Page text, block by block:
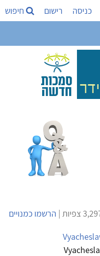
כניסה רישום חיפוש
הרשמו כמנויים